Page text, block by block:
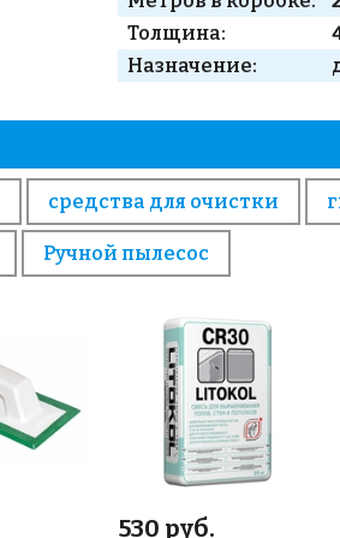
Толщина:
Назначение:
средства для очистки
Ручной пылесос
530 руб.